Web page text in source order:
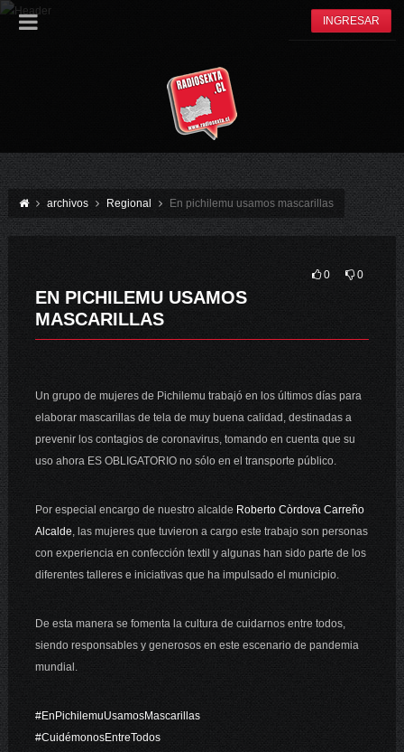
INGRESAR
archivos Regional En pichilemu usamos mascarillas
0 0
EN PICHILEMU USAMOS
MASCARILLAS
Un grupo de mujeres de Pichilemu trabajó en los últimos días para
elaborar mascarillas de tela de muy buena calidad, destinadas a
prevenir los contagios de coronavirus, tomando en cuenta que su
uso ahora ES OBLIGATORIO no sólo en el transporte público.
Por especial encargo de nuestro alcalde Roberto Còrdova Carreño
Alcalde, las mujeres que tuvieron a cargo este trabajo son personas
con experiencia en confección textil y algunas han sido parte de los
diferentes talleres e iniciativas que ha impulsado el municipio.
De esta manera se fomenta la cultura de cuidarnos entre todos,
siendo responsables y generosos en este escenario de pandemia
mundial.
#EnPichilemuUsamosMascaril las
#CuidémonosEntreTodos